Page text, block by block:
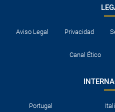
Aviso Legal Privacidad
Canal Ético
Portugal